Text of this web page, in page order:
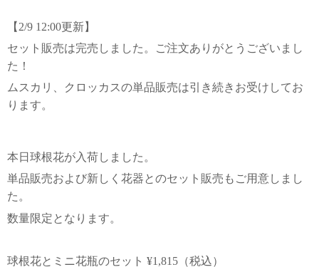
【2/9 12:00更新】
セット販売は完売しました。ご注文ありがとうございまし
た！
ムスカリ、クロッカスの単品販売は引き続きお受けしてお
ります。
本日球根花が入荷しました。
単品販売および新しく花器とのセット販売もご用意しまし
た。
数量限定となります。
球根花とミニ花瓶のセット ¥1,815（税込）